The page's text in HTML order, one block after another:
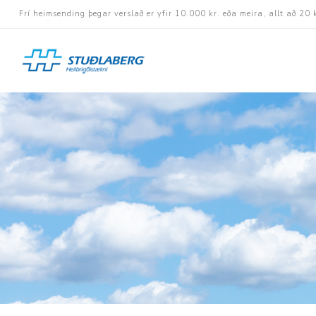
Frí heimsending þegar verslað er yfir 10.000 kr. eða meira, allt að 20
Hjólastólar
Aukabúnaður
Aflbúnaður og
Fastramma hjólastólar
Rafknúnir hjólastólar
Rafskutlur
Krossramma